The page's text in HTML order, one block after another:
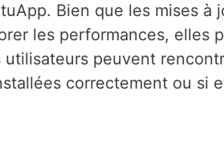
Bien que les mises à
les performances, elles
peuvent
correctement ou si